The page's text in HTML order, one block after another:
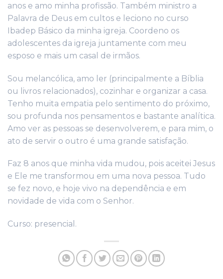
anos e amo minha profissão. Também ministro a
Palavra de Deus em cultos e leciono no curso
Ibadep Básico da minha igreja. Coordeno os
adolescentes da igreja juntamente com meu
esposo e mais um casal de irmãos.
Sou melancólica, amo ler (principalmente a Bíblia
ou livros relacionados), cozinhar e organizar a casa.
Tenho muita empatia pelo sentimento do próximo,
sou profunda nos pensamentos e bastante analítica.
Amo ver as pessoas se desenvolverem, e para mim, o
ato de servir o outro é uma grande satisfação.
Faz 8 anos que minha vida mudou, pois aceitei Jesus
e Ele me transformou em uma nova pessoa. Tudo
se fez novo, e hoje vivo na dependência e em
novidade de vida com o Senhor.
Curso: presencial.